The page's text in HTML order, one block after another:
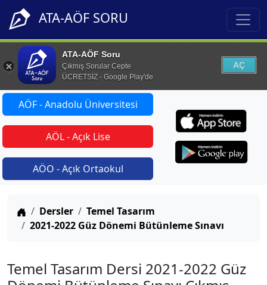
ATA-AÖF SORU
ATA-AÖF Soru
Çıkmış Sorular Cepte
ÜCRETSİZ - Google Play'de
AÇ
AÖF - Anadolu Üniversitesi
AÖL - Açık Lise
AÖO - Açık Ortaokul
Anasayfa
Dersler
Temel Tasarım
2021-2022 Güz Dönemi Bütünleme Sınavı
Temel Tasarım Dersi 2021-2022 Güz